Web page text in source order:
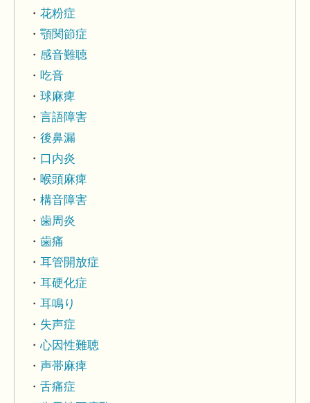
花粉症
顎関節症
感音難聴
吃音
球麻痺
言語障害
後鼻漏
口内炎
喉頭麻痺
構音障害
歯周炎
歯痛
耳管開放症
耳硬化症
耳鳴り
失声症
心因性難聴
声帯麻痺
舌痛症